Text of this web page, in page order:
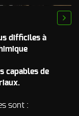
Odeur de Rats
Odeur de Moisi
d'Humidité
Odeur de
AVIS
QUI SOMMES-
difficiles à
capables de
sont :